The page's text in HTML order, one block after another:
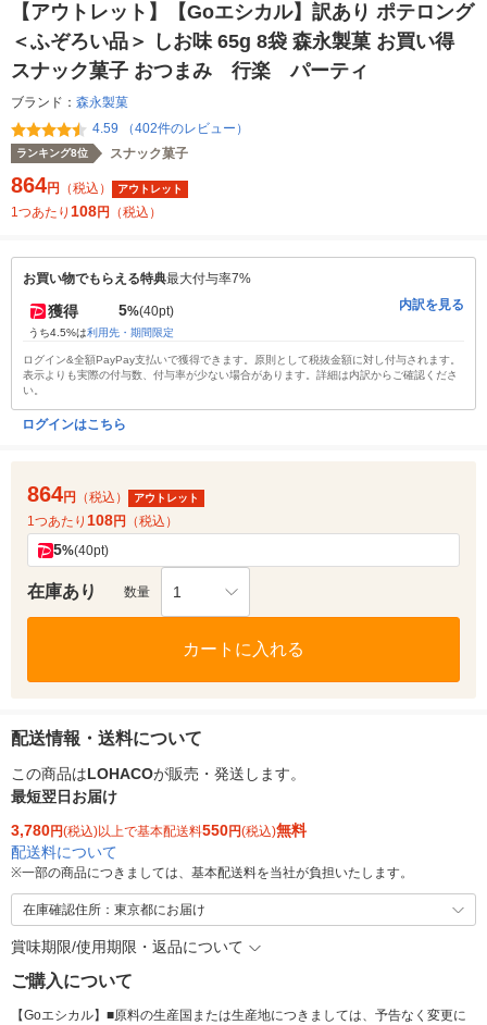
【アウトレット】【Goエシカル】訳あり ポテロング
＜ふぞろい品＞ しお味 65g 8袋 森永製菓 お買い得
スナック菓子 おつまみ 行楽 パーティ
ブランド： 森永製菓
4.59 （402件のレビュー）
ランキング8位 スナック菓子
864円 （税込） アウトレット
1つあたり 108円 （税込）
お買い物でもらえる特典最大付与率7%
獲得 5%(40pt)
うち4.5%は利用先・期間限定
内訳を見る
ログイン&全額PayPay支払いで獲得できます。原則として税抜金額に対し付与されます。
表示よりも実際の付与数、付与率が少ない場合があります。詳細は内訳からご確認くださ
い。
ログインはこちら
864円 （税込） アウトレット
1つあたり 108円 （税込）
5%(40pt)
在庫あり 数量 1
カートに入れる
配送情報・送料について
この商品はLOHACOが販売・発送します。
最短翌日お届け
3,780円(税込)以上で基本配送料550円(税込)無料
配送料について
※一部の商品につきましては、基本配送料を当社が負担いたします。
在庫確認住所：東京都にお届け
賞味期限/使用期限・返品について
ご購入について
【Goエシカル】■原料の生産国または生産地につきましては、予告なく変更に